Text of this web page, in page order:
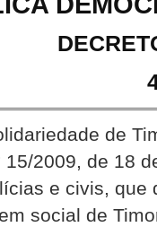
de
15/2009, de 18
e civis, que
social de